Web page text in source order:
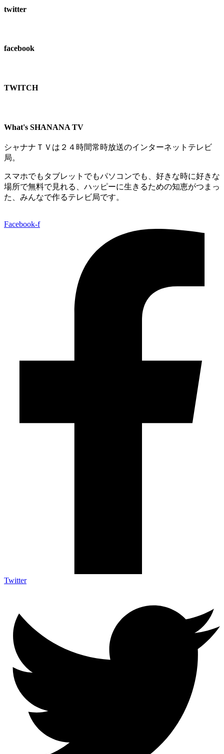
twitter
facebook
TWITCH​
What's SHANANA TV
シャナナＴＶは２４時間常時放送のインターネットテレビ
局。
スマホでもタブレットでもパソコンでも、好きな時に好きな
場所で無料で見れる、 ハッピーに生きるための知恵がつまっ
た、みんなで作るテレビ局です。
Facebook-f
Twitter